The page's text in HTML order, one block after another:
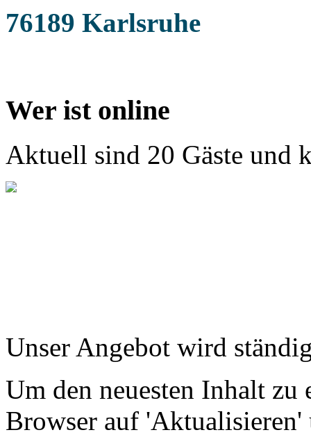
76189 Karlsruhe
Wer ist online
Aktuell sind 20 Gäste und
Unser Angebot wird
Um den neuesten Inhalt
Browser auf 'Aktualisieren'